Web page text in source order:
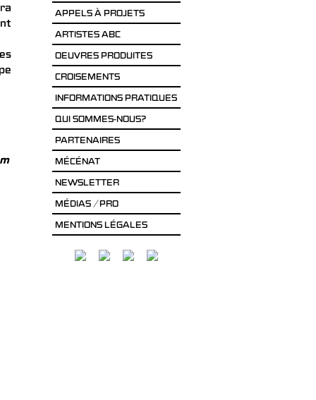
APPELS À PROJETS
ARTISTES ABC
OEUVRES PRODUITES
CROISEMENTS
INFORMATIONS PRATIQUES
QUI SOMMES-NOUS?
PARTENAIRES
MÉCÉNAT
NEWSLETTER
MÉDIAS / PRO
MENTIONS LÉGALES